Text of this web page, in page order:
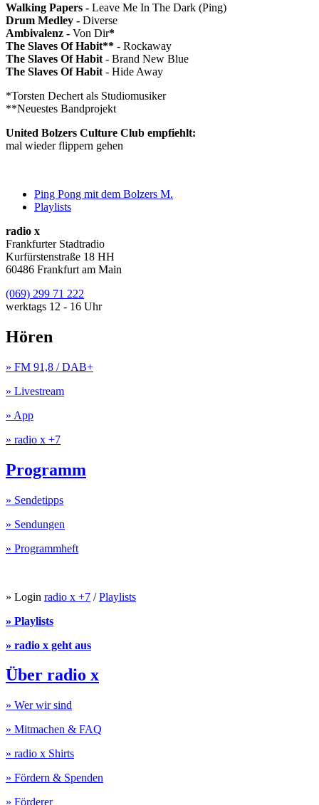
Walking Papers - Leave Me In The Dark (Ping)
Drum Medley - Diverse
Ambivalenz - Von Dir*
The Slaves Of Habit** - Rockaway
The Slaves Of Habit - Brand New Blue
The Slaves Of Habit - Hide Away
*Torsten Dechert als Studiomusiker
**Neuestes Bandprojekt
United Bolzers Culture Club empfiehlt:
mal wieder flippern gehen
Ping Pong mit dem Bolzers M.
Playlists
radio x
Frankfurter Stadtradio
Kurfürstenstraße 18 HH
60486 Frankfurt am Main
(069) 299 71 222
werktags 12 - 16 Uhr
Hören
» FM 91,8 / DAB+
» Livestream
» App
» radio x +7
Programm
» Sendetipps
» Sendungen
» Programmheft
» Login radio x +7 /Playlists
» Playlists
» radio x geht aus
Über radio x
» Wer wir sind
» Mitmachen & FAQ
» radio x Shirts
» Fördern & Spenden
» Förderer